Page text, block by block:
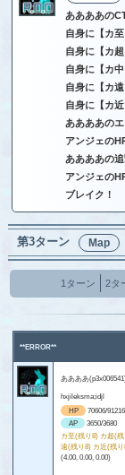
ああああの
自身に【カ至
自身に【カ超
自身に【カ中
自身に【カ遠
自身に【カ近
ああああのエ
アンジェの
ああああの追
アンジェの
ブレイク！
第3ターン Map
1ターン 2タ
**ERROR**
ああああ
hxjileksma;idjl
HP
70606/91216
AP
3650/3680
カ至(残り8) カ超(
遠(残り8) カ近(残
(4.00, 0.00, 0.00)